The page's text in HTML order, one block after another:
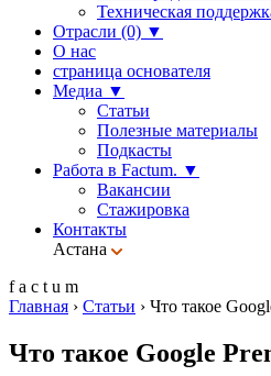
Техническая
Отрасли (0) ▼
О нас
страница основателя
Медиа ▼
Статьи
Полезные материалы
Подкасты
Работа в Factum. ▼
Вакансии
Стажировка
Контакты
Астана
f a c t u m
Главная › Статьи › Что такое
Что такое Google